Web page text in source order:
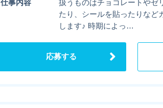
仕事内容
扱うものはチョコレートやゼ
たり、シールを貼ったりなど
します♪ 時期によっ…
応募する